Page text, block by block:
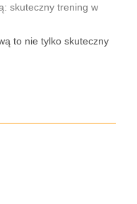
skuteczny trening w
to nie tylko skuteczny